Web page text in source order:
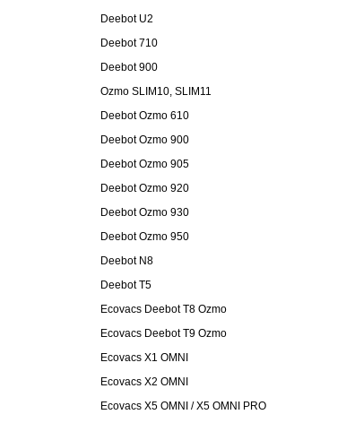
Deebot U2
Deebot 710
Deebot 900
Ozmo SLIM10, SLIM11
Deebot Ozmo 610
Deebot Ozmo 900
Deebot Ozmo 905
Deebot Ozmo 920
Deebot Ozmo 930
Deebot Ozmo 950
Deebot N8
Deebot T5
Ecovacs Deebot T8 Ozmo
Ecovacs Deebot T9 Ozmo
Ecovacs X1 OMNI
Ecovacs X2 OMNI
Ecovacs X5 OMNI / X5 OMNI PRO